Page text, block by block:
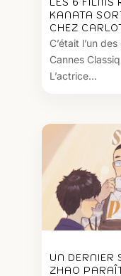
LES 6 FILMS
KANATA
CHEZ
C’était l’un
Cannes
L’actrice...
UN DERNIER
ZHAO